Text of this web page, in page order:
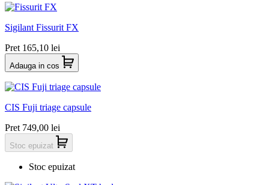
Sigilant Fissurit FX
Pret 165,10 lei
Adauga in cos
CIS Fuji triage capsule
Pret 749,00 lei
Stoc epuizat
Stoc epuizat